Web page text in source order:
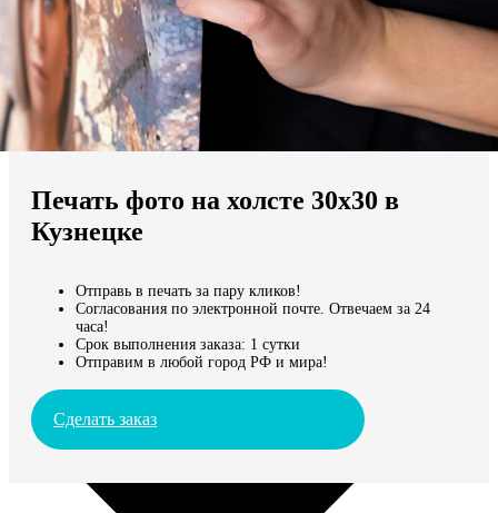
Мы доставляем по всему миру
Продолжить без города
Печать фото на холсте 30х30 в
Кузнецке
Отправь в печать за пару кликов!
Согласования по электронной почте. Отвечаем за 24
часа!
Срок выполнения заказа: 1 сутки
Отправим в любой город РФ и мира!
Сделать заказ